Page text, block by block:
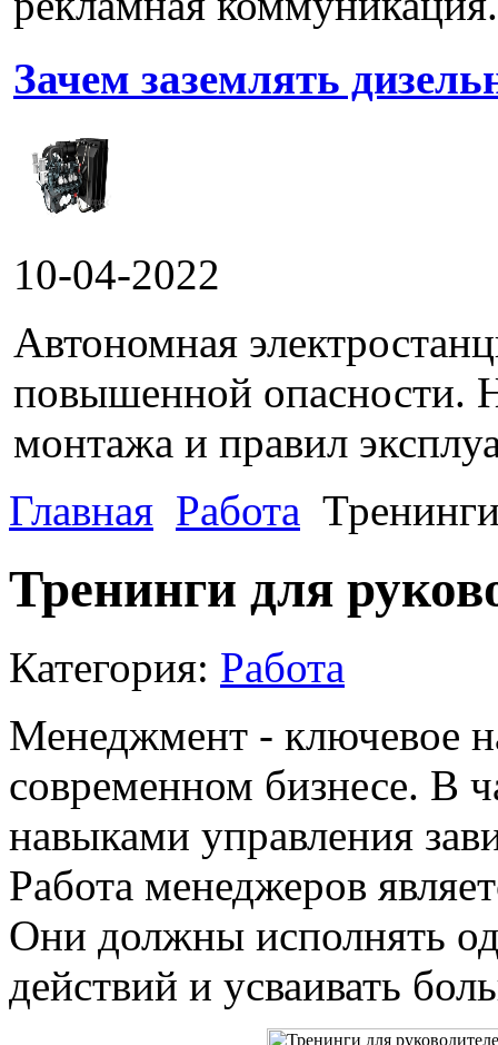
Зачем заземлять
10-04-2022
Автономная
повышенной опасности.
монтажа и правил
Главная Работа
Тренинги для
Категория: Работа
Менеджмент - ключевое
современном бизнесе. В
навыками управления
Работа менеджеров
Они должны исполнять
действий и усваивать